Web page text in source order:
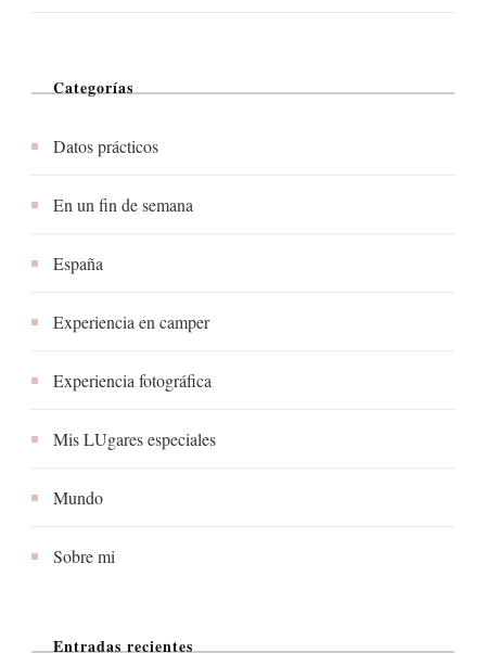
Salvador
Categorías
Datos prácticos
En un fin de semana
España
Experiencia en camper
Experiencia fotográfica
Mis LUgares especiales
Mundo
Sobre mi
Entradas recientes